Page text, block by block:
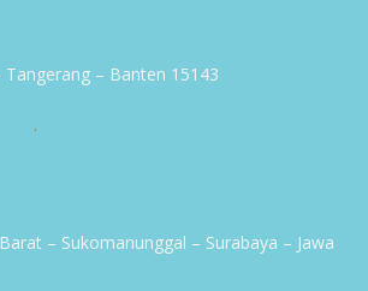
Tangerang – Banten 15143
.
– Sukomanunggal – Surabaya – Jawa